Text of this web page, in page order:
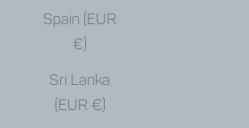
Spain (EUR
€)
Sri Lanka
(EUR €)